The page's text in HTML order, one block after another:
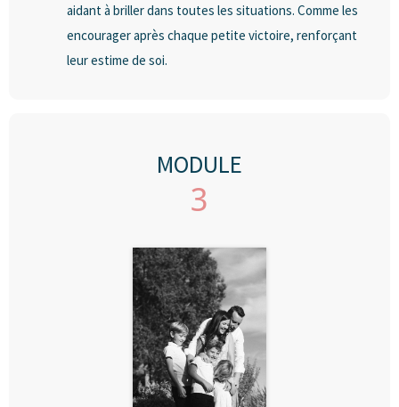
aidant à briller dans toutes les situations. Comme les
encourager après chaque petite victoire, renforçant
leur estime de soi.
MODULE
3